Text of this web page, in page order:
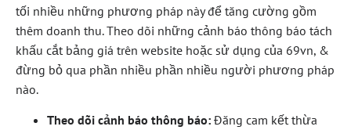
tối nhiều những phương pháp này để tăng cường gồm
thêm doanh thu. Theo dõi những cảnh báo thông báo tách
khấu cắt bảng giá trên website hoặc sử dụng của 69vn, &
đừng bỏ qua phần nhiều phần nhiều người phương pháp
nào.
Theo dõi cảnh báo thông báo: Đăng cam kết thừa